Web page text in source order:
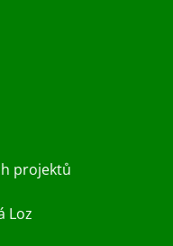
projektů
Loz